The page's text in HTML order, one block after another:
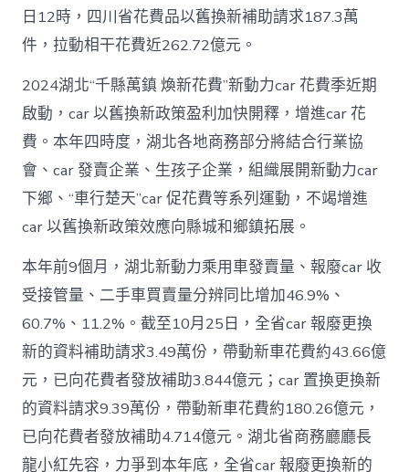
日12時，四川省花費品以舊換新補助請求187.3萬
件，拉動相干花費近262.72億元。
2024湖北“千縣萬鎮 煥新花費”新動力car 花費季近期
啟動，car 以舊換新政策盈利加快開釋，增進car 花
費。本年四時度，湖北各地商務部分將結合行業協
會、car 發賣企業、生孩子企業，組織展開新動力car
下鄉、“車行楚天”car 促花費等系列運動，不竭增進
car 以舊換新政策效應向縣城和鄉鎮拓展。
本年前9個月，湖北新動力乘用車發賣量、報廢car 收
受接管量、二手車買賣量分辨同比增加46.9%、
60.7%、11.2%。截至10月25日，全省car 報廢更換
新的資料補助請求3.49萬份，帶動新車花費約43.66億
元，已向花費者發放補助3.844億元；car 置換更換新
的資料請求9.39萬份，帶動新車花費約180.26億元，
已向花費者發放補助4.714億元。湖北省商務廳廳長
龍小紅先容，力爭到本年底，全省car 報廢更換新的